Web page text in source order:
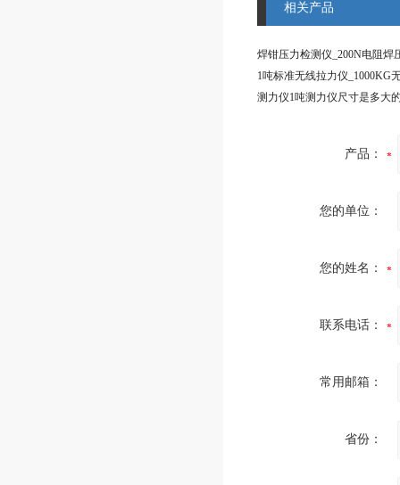
相关产品
测力仪1吨测力仪尺寸是多大
产品：
您的单位：
您的姓名：
联系电话：
常用邮箱：
省份：